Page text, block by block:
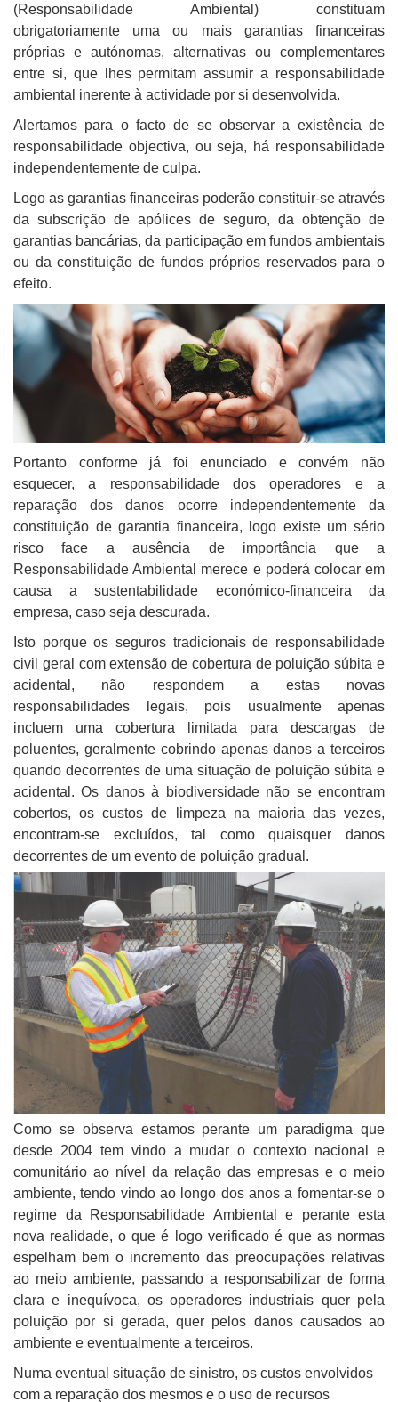
(Responsabilidade Ambiental) constituam
obrigatoriamente uma ou mais garantias financeiras
próprias e autónomas, alternativas ou complementares
entre si, que lhes permitam assumir a responsabilidade
ambiental inerente à actividade por si desenvolvida.
Alertamos para o facto de se observar a existência de
responsabilidade objectiva, ou seja, há responsabilidade
independentemente de culpa.
Logo as garantias financeiras poderão constituir-se através
da subscrição de apólices de seguro, da obtenção de
garantias bancárias, da participação em fundos ambientais
ou da constituição de fundos próprios reservados para o
efeito.
Portanto conforme já foi enunciado e convém não
esquecer, a responsabilidade dos operadores e a
reparação dos danos ocorre independentemente da
constituição de garantia financeira, logo existe um sério
risco face a ausência de importância que a
Responsabilidade Ambiental merece e poderá colocar em
causa a sustentabilidade económico-financeira da
empresa, caso seja descurada.
Isto porque os seguros tradicionais de responsabilidade
civil geral com extensão de cobertura de poluição súbita e
acidental, não respondem a estas novas
responsabilidades legais, pois usualmente apenas
incluem uma cobertura limitada para descargas de
poluentes, geralmente cobrindo apenas danos a terceiros
quando decorrentes de uma situação de poluição súbita e
acidental. Os danos à biodiversidade não se encontram
cobertos, os custos de limpeza na maioria das vezes,
encontram-se excluídos, tal como quaisquer danos
decorrentes de um evento de poluição gradual.
Como se observa estamos perante um paradigma que
desde 2004 tem vindo a mudar o contexto nacional e
comunitário ao nível da relação das empresas e o meio
ambiente, tendo vindo ao longo dos anos a fomentar-se o
regime da Responsabilidade Ambiental e perante esta
nova realidade, o que é logo verificado é que as normas
espelham bem o incremento das preocupações relativas
ao meio ambiente, passando a responsabilizar de forma
clara e inequívoca, os operadores industriais quer pela
poluição por si gerada, quer pelos danos causados ao
ambiente e eventualmente a terceiros.
Numa eventual situação de sinistro, os custos envolvidos
com a reparação dos mesmos e o uso de recursos